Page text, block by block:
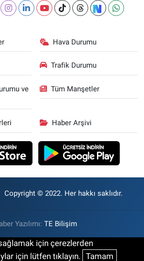
Hava Durumu
Trafik Durumu
ve
Tüm Manşetler
Haber Arşivi
Copyright © 2022. Her hakkı saklıdır.
Yazılımı: TE Bilişim
için çerezlerden
için lütfen tıklayın. Tamam